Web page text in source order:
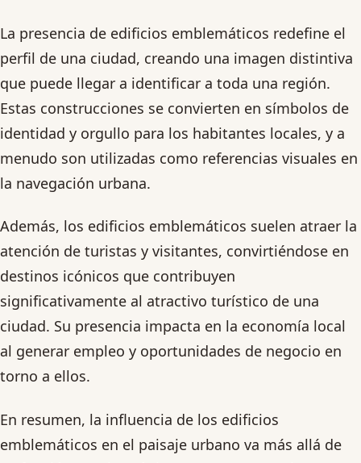
La presencia de edificios emblemáticos redefine el
perfil de una ciudad, creando una imagen distintiva
que puede llegar a identificar a toda una región.
Estas construcciones se convierten en símbolos de
identidad y orgullo para los habitantes locales, y a
menudo son utilizadas como referencias visuales en
la navegación urbana.
Además, los edificios emblemáticos suelen atraer la
atención de turistas y visitantes, convirtiéndose en
destinos icónicos que contribuyen
significativamente al atractivo turístico de una
ciudad. Su presencia impacta en la economía local
al generar empleo y oportunidades de negocio en
torno a ellos.
En resumen, la influencia de los edificios
emblemáticos en el paisaje urbano va más allá de